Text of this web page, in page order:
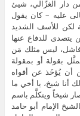
دار الغزّالي، شيئ
عليه – كان يقول
لكن للأسف الشديد
يتصدى للدفاع عنها
ليس مثلك مَن
بقولة أو بمقولة
أن يُؤخَذ عن أفواه
أنا شيخ، يا أخي ما
شيخاً ويتكلَّم باسم
الإمام أبو حامد